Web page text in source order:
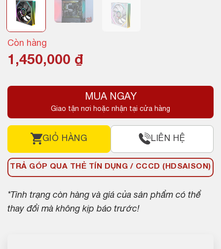
Còn hàng
1,450,000 ₫
MUA NGAY
Giao tận nơi hoặc nhận tại cửa hàng
GIỎ HÀNG LIÊN HỆ
TRẢ GÓP QUA THẺ TÍN DỤNG / CCCD (HDSAISON)
*Tình trạng còn hàng và giá của sản phẩm có thể
thay đổi mà không kịp báo trước!